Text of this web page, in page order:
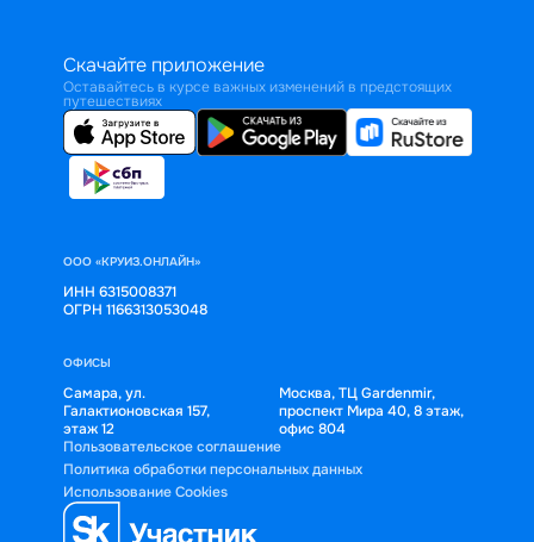
Скачайте приложение
Оставайтесь в курсе важных изменений в предстоящих
путешествиях
ООО «КРУИЗ.ОНЛАЙН»
ИНН 6315008371
ОГРН 1166313053048
ОФИСЫ
Самара, ул.
Галактионовская 157,
этаж 12
Москва, ТЦ Gardenmir,
проспект Мира 40, 8 этаж,
офис 804
Пользовательское соглашение
Политика обработки персональных данных
Использование Cookies